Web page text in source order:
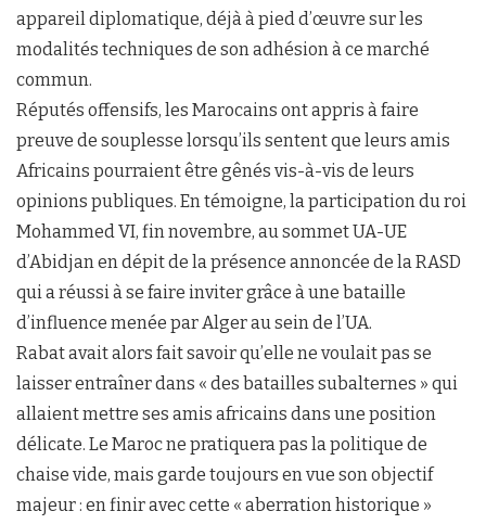
appareil diplomatique, déjà à pied d’œuvre sur les
modalités techniques de son adhésion à ce marché
commun.
Réputés offensifs, les Marocains ont appris à faire
preuve de souplesse lorsqu’ils sentent que leurs amis
Africains pourraient être gênés vis-à-vis de leurs
opinions publiques. En témoigne, la participation du roi
Mohammed VI, fin novembre, au sommet UA-UE
d’Abidjan en dépit de la présence annoncée de la RASD
qui a réussi à se faire inviter grâce à une bataille
d’influence menée par Alger au sein de l’UA.
Rabat avait alors fait savoir qu’elle ne voulait pas se
laisser entraîner dans « des batailles subalternes » qui
allaient mettre ses amis africains dans une position
délicate. Le Maroc ne pratiquera pas la politique de
chaise vide, mais garde toujours en vue son objectif
majeur : en finir avec cette « aberration historique »